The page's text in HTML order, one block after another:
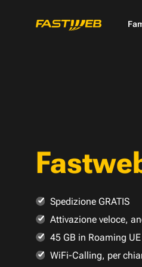
Spedizione GRATIS
Attivazione veloce,
45 GB in Roaming
WiFi-Calling, per